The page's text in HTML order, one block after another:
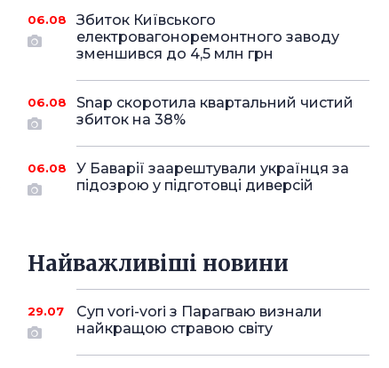
06.08
Збиток Київського
електровагоноремонтного заводу
зменшився до 4,5 млн грн
06.08
Snap скоротила квартальний чистий
збиток на 38%
06.08
У Баварії заарештували українця за
підозрою у підготовці диверсій
Найважливіші новини
29.07
Суп vori-vori з Парагваю визнали
найкращою стравою світу